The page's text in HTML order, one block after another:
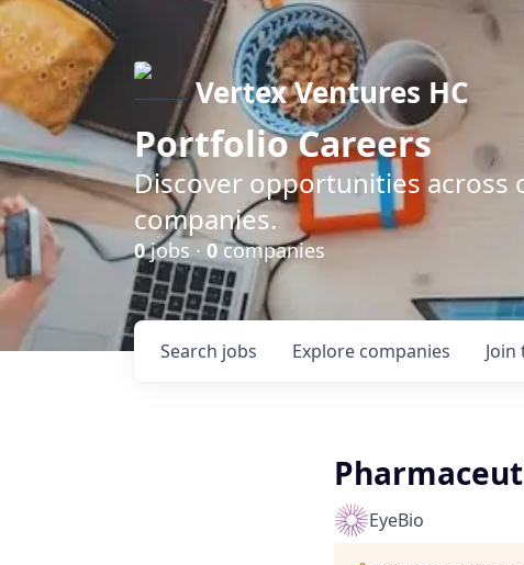
Vertex Ventures HC
Portfolio Careers
Discover opportunities
companies.
0jobs · 0companies
Search jobs Explore companies
EyeBio